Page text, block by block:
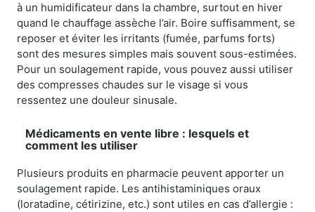
à un humidificateur dans la chambre, surtout en hiver
quand le chauffage assèche l’air. Boire suffisamment, se
reposer et éviter les irritants (fumée, parfums forts)
sont des mesures simples mais souvent sous-estimées.
Pour un soulagement rapide, vous pouvez aussi utiliser
des compresses chaudes sur le visage si vous
ressentez une douleur sinusale.
Médicaments en vente libre : lesquels et
comment les utiliser
Plusieurs produits en pharmacie peuvent apporter un
soulagement rapide. Les antihistaminiques oraux
(loratadine, cétirizine, etc.) sont utiles en cas d’allergie :